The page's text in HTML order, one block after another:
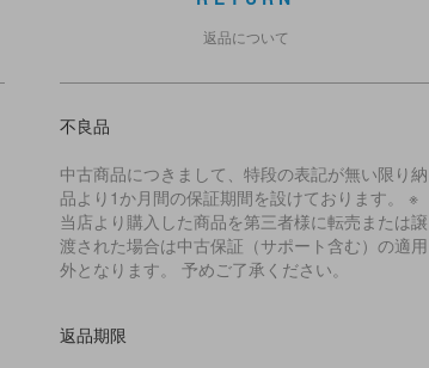
返品について
不良品
中古商品につきまして、特段の表記が無い限り納
品より1か月間の保証期間を設けております。 ※
当店より購入した商品を第三者様に転売または譲
渡された場合は中古保証（サポート含む）の適用
外となります。 予めご了承ください。
返品期限